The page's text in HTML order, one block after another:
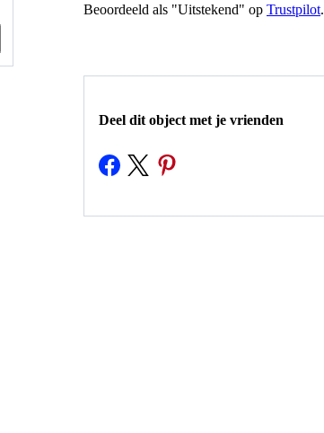
Beoordeeld als "Uitstekend" op Trustpilot.
Deel dit object met je vrienden